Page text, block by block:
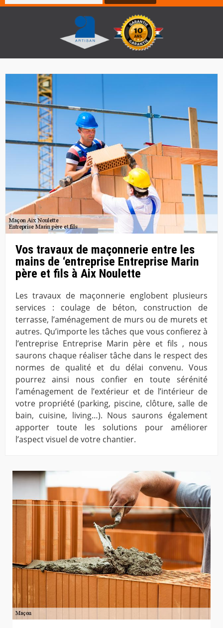
Vos travaux de maçonnerie entre les
mains de ‘entreprise Entreprise Marin
père et fils à Aix Noulette
Les travaux de maçonnerie englobent plusieurs
services : coulage de béton, construction de
terrasse, l’aménagement de murs ou de murets et
autres. Qu’importe les tâches que vous confierez à
l’entreprise Entreprise Marin père et fils , nous
saurons chaque réaliser tâche dans le respect des
normes de qualité et du délai convenu. Vous
pourrez ainsi nous confier en toute sérénité
l’aménagement de l’extérieur et de l’intérieur de
votre propriété (parking, piscine, clôture, salle de
bain, cuisine, living…). Nous saurons également
apporter toute les solutions pour améliorer
l’aspect visuel de votre chantier.